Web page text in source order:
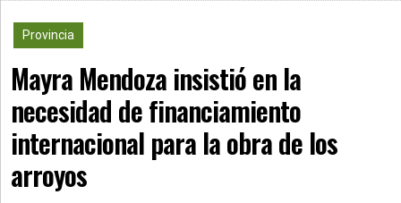
»
Policiales
»
Política
Provincia
Provincia
Mayra Mendoza insistió en la
necesidad de financiamiento
internacional para la obra de los
arroyos